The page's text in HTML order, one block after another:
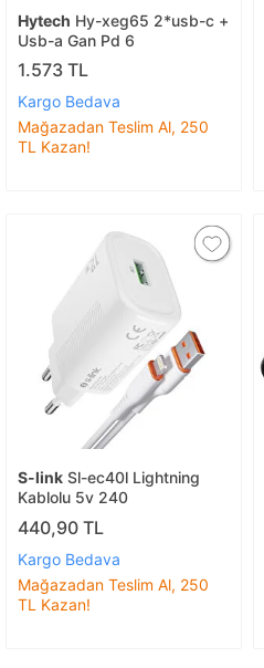
Hytech Hy-xeg65 2*usb-c +
Usb-a Gan Pd 6
1.573 TL
Kargo Bedava
Mağazadan Teslim Al, 250
TL Kazan!
S-link Sl-ec40l Lightning
Kablolu 5v 240
440,90 TL
Kargo Bedava
Mağazadan Teslim Al, 250
TL Kazan!